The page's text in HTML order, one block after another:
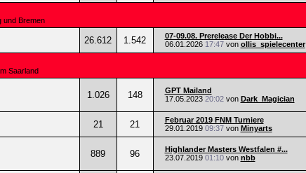
und Bremen
26.612 1.542
07-09.08. Prerelease Der Hobbi...
06.01.2026 17:47von ollis_spielecenter
Saarland
1.026 148
GPT Mailand
17.05.2023 20:02von Dark_Magician
21 21
Februar 2019 FNM Turniere
29.01.2019 09:37von Minyarts
889 96
Highlander Masters Westfalen #...
23.07.2019 01:10von nbb